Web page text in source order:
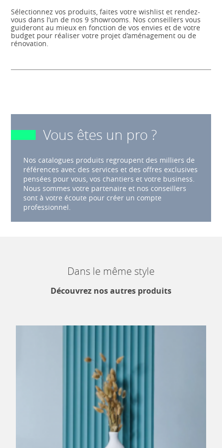
Sélectionnez vos produits, faites votre wishlist et rendez-
vous dans l’un de nos 9 showrooms. Nos conseillers vous
guideront au mieux en fonction de vos envies et de votre
budget pour réaliser votre projet d’aménagement ou de
rénovation.
Vous êtes un pro ?
Nos catalogues produits regroupent des milliers de
références avec des services et des offres exclusives
pensées pour vous, vos chantiers et votre business.
Nous sommes votre partenaire et nos conseillers
sont à votre écoute pour créer un compte
professionnel.
Dans le même style
Découvrez nos autres produits